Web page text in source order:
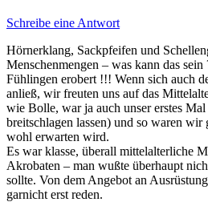
Schreibe eine Antwort
Hörnerklang, Sackpfeifen und
Menschenmengen – was kann das
Fühlingen erobert !!! Wenn sich auch
anließ, wir freuten uns auf das
wie Bolle, war ja auch unser erstes
breitschlagen lassen) und so waren wir
wohl erwarten wird.
Es war klasse, überall mittelalterliche
Akrobaten – man wußte überhaupt
sollte. Von dem Angebot an
garnicht erst reden.